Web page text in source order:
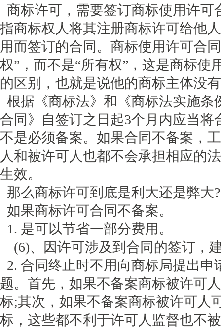
商标许可，需要签订商标使用许
指商标权人将其注册商标许可给他
用而签订的合同。商标使用许可合
权”，而不是“所有权”，这是商标使
的区别，也就是说他的商标主体没
根据《商标法》和《商标法实施
合同》自签订之日起3个月内应当
不是必须备案。如果合同不备案，
人和被许可人也都不会承担相应的
生效。
那么商标许可到底是利大还是弊大?
如果商标许可合同不备案。
1. 是可以节省一部分费用。
(6)、因许可涉及到合同的签订，
2. 合同终止时不用向商标局提出
题。首先，如果不备案商标被许可
标;其次，如果不备案商标被许可人
标，这些都不利于许可人监督也不